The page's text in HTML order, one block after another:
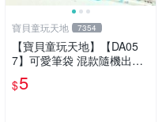
寶貝童玩天地 7354
【寶貝童玩天地】【DA05
7】可愛筆袋 混款隨機出貨
特價*LT01
$5